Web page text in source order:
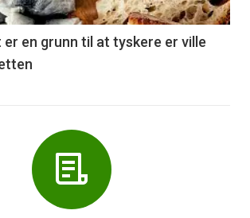
er en grunn til at tyskere er ville